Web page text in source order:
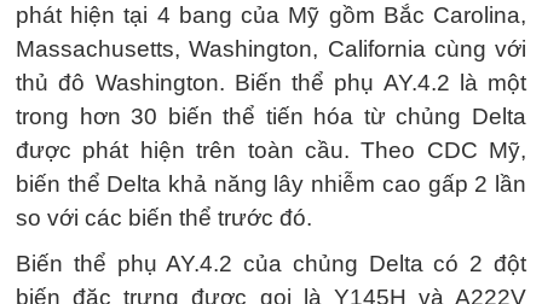
phát hiện tại 4 bang của Mỹ gồm Bắc Carolina,
Massachusetts, Washington, California cùng với
thủ đô Washington. Biến thể phụ AY.4.2 là một
trong hơn 30 biến thể tiến hóa từ chủng Delta
được phát hiện trên toàn cầu. Theo CDC Mỹ,
biến thể Delta khả năng lây nhiễm cao gấp 2 lần
so với các biến thể trước đó.
Biến thể phụ AY.4.2 của chủng Delta có 2 đột
biến đặc trưng được gọi là Y145H và A222V